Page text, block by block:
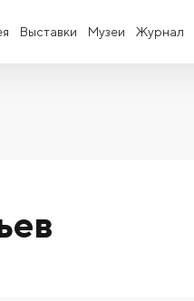
Выставки Музеи Журнал